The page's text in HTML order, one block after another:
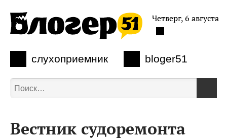
слухоприемник bloger51
Четверг, 6 августа
Вестник судоремонта